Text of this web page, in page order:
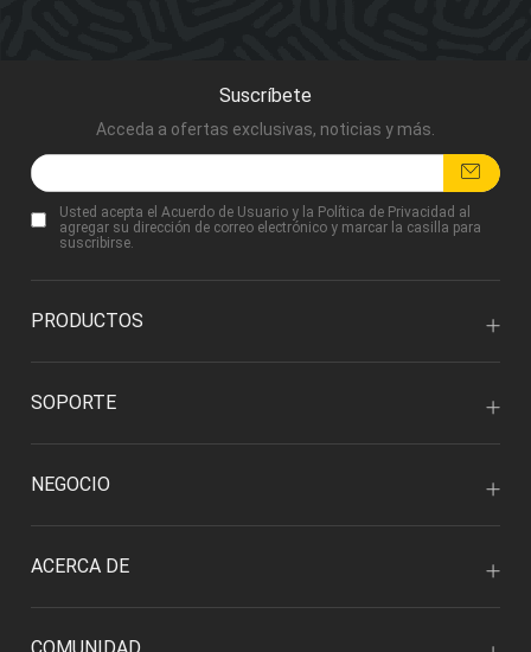
Suscríbete
Acceda a ofertas exclusivas, noticias y más.
Usted acepta el Acuerdo de Usuario y la Política de Privacidad al
agregar su dirección de correo electrónico y marcar la casilla para
suscribirse.
PRODUCTOS
SOPORTE
NEGOCIO
ACERCA DE